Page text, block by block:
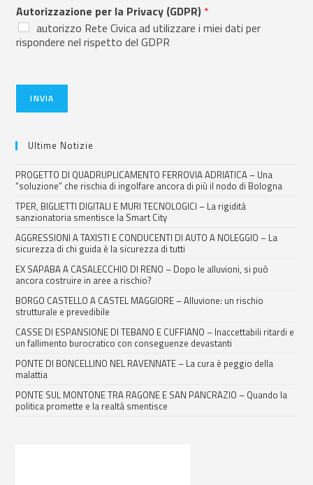
Autorizzazione per la Privacy (GDPR) *
autorizzo Rete Civica ad utilizzare i miei dati per
rispondere nel rispetto del GDPR
INVIA
Ultime Notizie
PROGETTO DI QUADRUPLICAMENTO FERROVIA ADRIATICA – Una
“soluzione” che rischia di ingolfare ancora di più il nodo di Bologna
TPER, BIGLIETTI DIGITALI E MURI TECNOLOGICI – La rigidità
sanzionatoria smentisce la Smart City
AGGRESSIONI A TAXISTI E CONDUCENTI DI AUTO A NOLEGGIO – La
sicurezza di chi guida è la sicurezza di tutti
EX SAPABA A CASALECCHIO DI RENO – Dopo le alluvioni, si può
ancora costruire in aree a rischio?
BORGO CASTELLO A CASTEL MAGGIORE – Alluvione: un rischio
strutturale e prevedibile
CASSE DI ESPANSIONE DI TEBANO E CUFFIANO – Inaccettabili ritardi e
un fallimento burocratico con conseguenze devastanti
PONTE DI BONCELLINO NEL RAVENNATE – La cura è peggio della
malattia
PONTE SUL MONTONE TRA RAGONE E SAN PANCRAZIO – Quando la
politica promette e la realtà smentisce